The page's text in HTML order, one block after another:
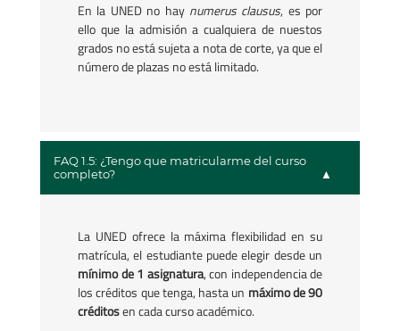
En la UNED no hay numerus clausus, es por
ello que la admisión a cualquiera de nuestos
grados no está sujeta a nota de corte, ya que el
número de plazas no está limitado.
FAQ 1.5: ¿Tengo que matricularme del curso
completo?
La UNED ofrece la máxima flexibilidad en su
matrícula, el estudiante puede elegir desde un
mínimo de 1 asignatura, con independencia de
los créditos que tenga, hasta un máximo de 90
créditosen cada curso académico.